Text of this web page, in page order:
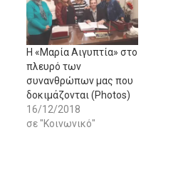
Η «Μαρία Αιγυπτία» στο
πλευρό των
συνανθρώπων μας που
δοκιμάζονται (Photos)
16/12/2018
σε "Κοινωνικό"